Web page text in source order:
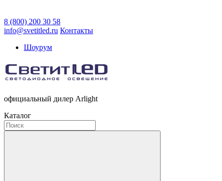
8 (800) 200 30 58
info@svetitled.ru Контакты
Шоурум
официальный дилер Arlight
Каталог